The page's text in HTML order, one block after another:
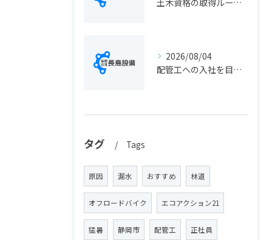
土木資格の取得ルートや静岡県静岡市でのキャリアアップ戦略を現実的に解説
2026/08/04
配管工への入社を目指す方へ静岡県静岡市で仕事選びと成長のステップ徹底ガイド
タグ Tags
原因 漏水 おすすめ 林道
オフロードバイク エコアクション21
猛暑 静岡市 配管工 正社員